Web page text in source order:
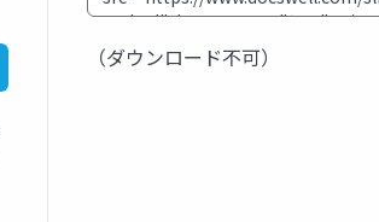
（ダウンロード不可）